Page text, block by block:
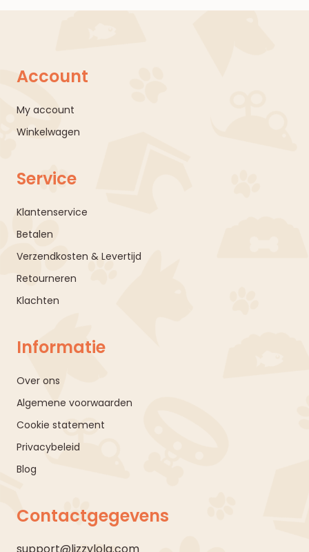
Account
My account
Winkelwagen
Service
Klantenservice
Betalen
Verzendkosten & Levertijd
Retourneren
Klachten
Informatie
Over ons
Algemene voorwaarden
Cookie statement
Privacybeleid
Blog
Contactgegevens